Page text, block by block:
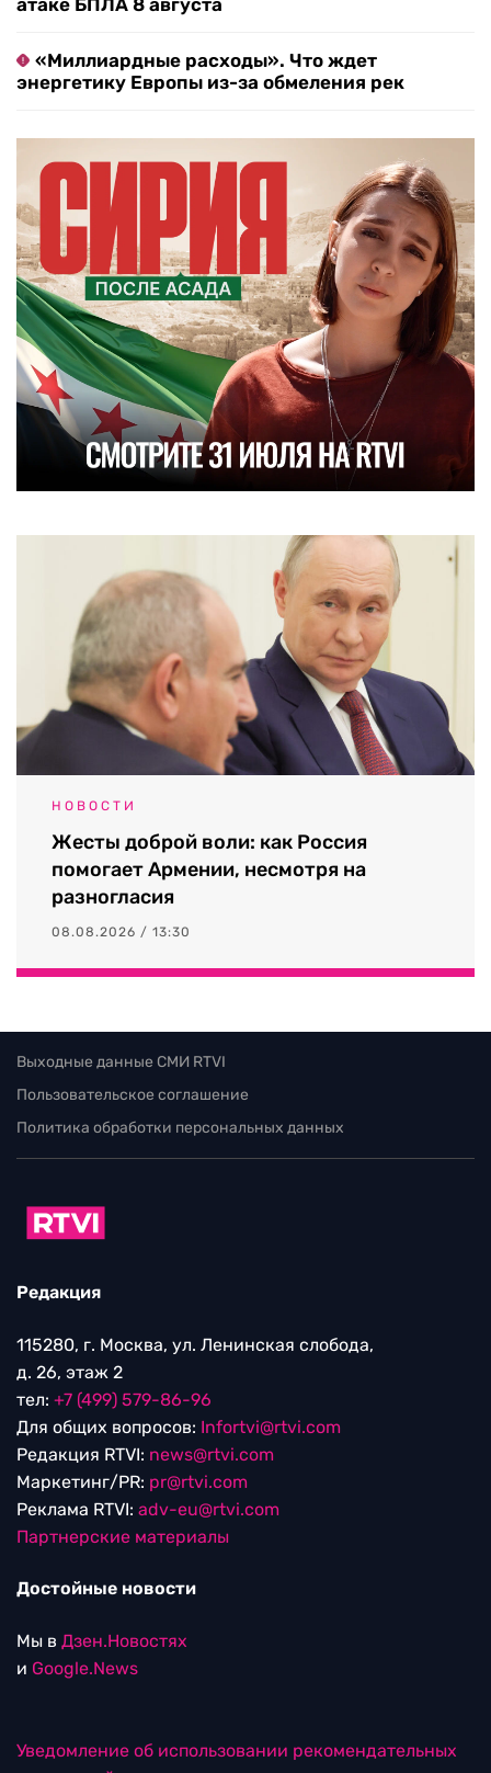
атаке БПЛА 8 августа
«Миллиардные расходы». Что ждет
энергетику Европы из-за обмеления рек
НОВОСТИ
Жесты доброй воли: как Россия
помогает Армении, несмотря на
разногласия
08.08.2026 / 13:30
Выходные данные СМИ RTVI
Пользовательское соглашение
Политика обработки персональных данных
Редакция
115280, г. Москва, ул. Ленинская слобода,
д. 26, этаж 2
тел: +7 (499) 579-86-96
Для общих вопросов: Infortvi@rtvi.com
Редакция RTVI: news@rtvi.com
Маркетинг/PR: pr@rtvi.com
Реклама RTVI: adv-eu@rtvi.com
Партнерские материалы
Достойные новости
Мы в Дзен.Новостях
и Google.News
Уведомление об использовании рекомендательных